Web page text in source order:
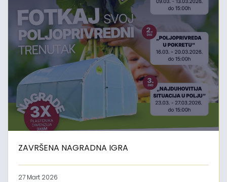
ZAVRŠENA NAGRADNA IGRA
27 Mart 2026